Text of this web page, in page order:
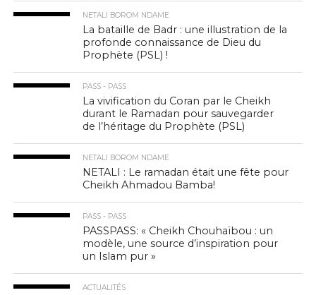
NETALI BOROM NDAME
La bataille de Badr : une illustration de la
profonde connaissance de Dieu du
Prophète (PSL) !
PASS - PASS
La vivification du Coran par le Cheikh
durant le Ramadan pour sauvegarder
de l’héritage du Prophète (PSL)
NETALI BOROM NDAME
NETALI : Le ramadan était une fête pour
Cheikh Ahmadou Bamba!
PASS - PASS
PASSPASS: « Cheikh Chouhaïbou : un
modèle, une source d’inspiration pour
un Islam pur »
ACTUALITÉS